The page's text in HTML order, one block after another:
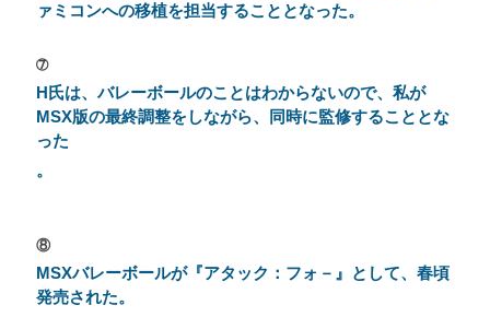
ァミコンへの移植を担当することとなった。
➆
H氏は、バレーボールのことはわからないので、私が
MSX版の最終調整をしながら、同時に監修することとな
った
。
⑧
MSXバレーボールが『アタック：フォ－』として、春頃
発売された。